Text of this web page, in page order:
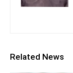
Related News